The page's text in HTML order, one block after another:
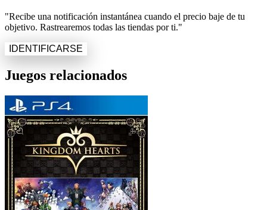
"Recibe una notificación instantánea cuando el precio baje de tu
objetivo. Rastrearemos todas las tiendas por ti."
IDENTIFICARSE
Juegos relacionados